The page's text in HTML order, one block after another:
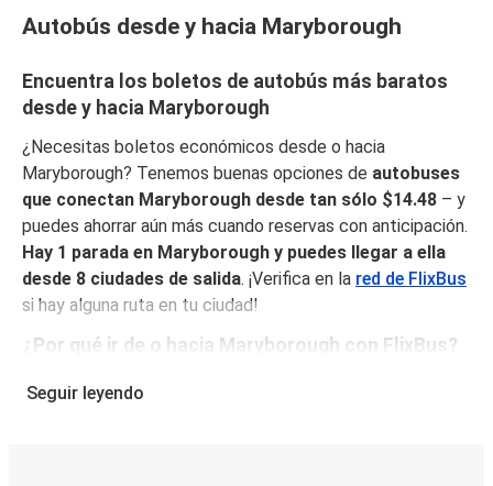
Autobús desde y hacia Maryborough
Encuentra los boletos de autobús más baratos
desde y hacia Maryborough
¿Necesitas boletos económicos desde o hacia
Maryborough? Tenemos buenas opciones de autobuses
que conectan Maryborough desde tan sólo $14.48 – y
puedes ahorrar aún más cuando reservas con anticipación.
Hay 1 parada en Maryborough y puedes llegar a ella
desde 8 ciudades de salida. ¡Verifica en la red de FlixBus
si hay alguna ruta en tu ciudad!
¿Por qué ir de o hacia Maryborough con FlixBus?
FlixBus combina precios bajos con comodidad para
Seguir leyendo